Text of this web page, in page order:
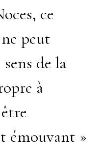
ce
peut
de la
à
émouvant »